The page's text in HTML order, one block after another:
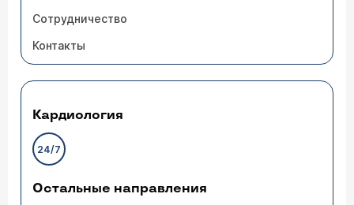
Сотрудничество
Контакты
Кардиология
24/7
Остальные направления